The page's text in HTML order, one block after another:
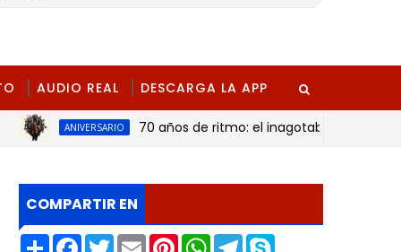
AUDIO REAL DESCARGA LA APP
ANIVERSARIO 70 años de ritmo: el inagotable legado de la
COMPARTIR EN
S
F
T
E
P
W
T